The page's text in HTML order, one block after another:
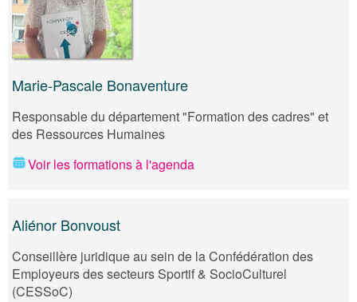
Marie-Pascale Bonaventure
Responsable du département "Formation des cadres" et
des Ressources Humaines
Voir les formations à l'agenda
Aliénor Bonvoust
Conseillère juridique au sein de la Confédération des
Employeurs des secteurs Sportif & SocioCulturel
(CESSoC)